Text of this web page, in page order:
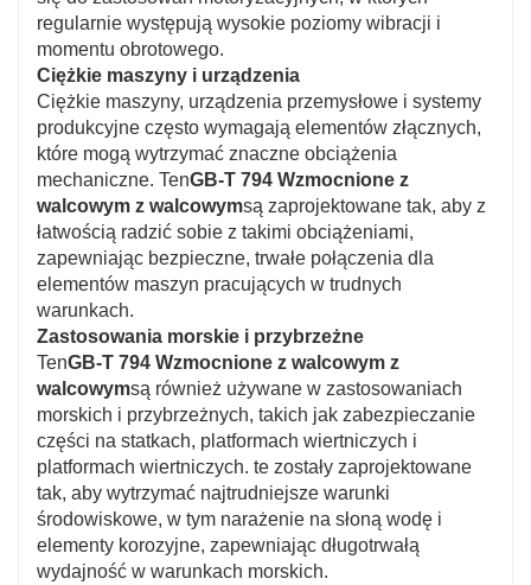
regularnie występują wysokie poziomy wibracji i
momentu obrotowego.
Ciężkie maszyny i urządzenia
Ciężkie maszyny, urządzenia przemysłowe i systemy
produkcyjne często wymagają elementów złącznych,
które mogą wytrzymać znaczne obciążenia
mechaniczne. TenGB-T 794 Wzmocnione z
walcowym z walcowymsą zaprojektowane tak, aby z
łatwością radzić sobie z takimi obciążeniami,
zapewniając bezpieczne, trwałe połączenia dla
elementów maszyn pracujących w trudnych
warunkach.
Zastosowania morskie i przybrzeżne
TenGB-T 794 Wzmocnione z walcowym z
walcowymsą również używane w zastosowaniach
morskich i przybrzeżnych, takich jak zabezpieczanie
części na statkach, platformach wiertniczych i
platformach wiertniczych. te zostały zaprojektowane
tak, aby wytrzymać najtrudniejsze warunki
środowiskowe, w tym narażenie na słoną wodę i
elementy korozyjne, zapewniając długotrwałą
wydajność w warunkach morskich.